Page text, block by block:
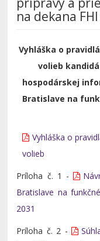
na dekana
Vyhláška o
volieb
hospodárskej
Bratislave na
Vyhláška o
volieb
Príloha č. 1 -
Bratislave na
2031
Príloha č. 2 -